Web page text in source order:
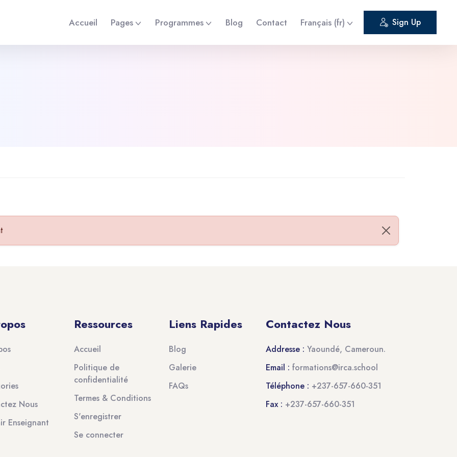
Accueil Pages Programmes Blog Contact Français ‎(fr)‎ Sign Up
Ignorer cette
Nous
Enseignant
Ressources
Accueil
Politique de
confidentialité
Termes & Conditions
S'enregistrer
Se connecter
Liens Rapides
Blog
Galerie
FAQs
Contactez Nous
Addresse : Yaoundé, Cameroun.
Email : formations@irca.school
Téléphone : +237-657-660-351
Fax : +237-657-660-351